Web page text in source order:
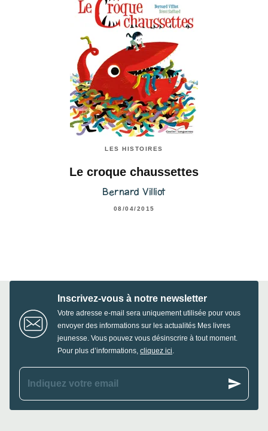
LES HISTOIRES
Le croque chaussettes
Bernard Villiot
08/04/2015
Inscrivez-vous à notre newsletter
Votre adresse e-mail sera uniquement utilisée pour vous
envoyer des informations sur les actualités Mes livres
jeunesse. Vous pouvez vous désinscrire à tout moment.
Pour plus d’informations, cliquez ici.
Indiquez votre email send